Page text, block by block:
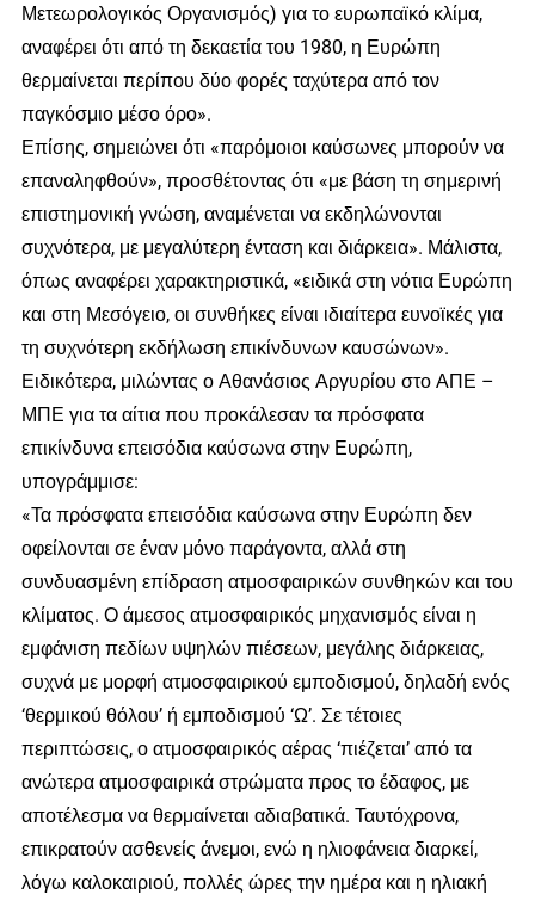
Μετεωρολογικός Οργανισμός) για το ευρωπαϊκό κλίμα,
αναφέρει ότι από τη δεκαετία του 1980, η Ευρώπη
θερμαίνεται περίπου δύο φορές ταχύτερα από τον
παγκόσμιο μέσο όρο».
Επίσης, σημειώνει ότι «παρόμοιοι καύσωνες μπορούν να
επαναληφθούν», προσθέτοντας ότι «με βάση τη σημερινή
επιστημονική γνώση, αναμένεται να εκδηλώνονται
συχνότερα, με μεγαλύτερη ένταση και διάρκεια». Μάλιστα,
όπως αναφέρει χαρακτηριστικά, «ειδικά στη νότια Ευρώπη
και στη Μεσόγειο, οι συνθήκες είναι ιδιαίτερα ευνοϊκές για
τη συχνότερη εκδήλωση επικίνδυνων καυσώνων».
Ειδικότερα, μιλώντας ο Αθανάσιος Αργυρίου στο ΑΠΕ –
ΜΠΕ για τα αίτια που προκάλεσαν τα πρόσφατα
επικίνδυνα επεισόδια καύσωνα στην Ευρώπη,
υπογράμμισε:
«Τα πρόσφατα επεισόδια καύσωνα στην Ευρώπη δεν
οφείλονται σε έναν μόνο παράγοντα, αλλά στη
συνδυασμένη επίδραση ατμοσφαιρικών συνθηκών και του
κλίματος. Ο άμεσος ατμοσφαιρικός μηχανισμός είναι η
εμφάνιση πεδίων υψηλών πιέσεων, μεγάλης διάρκειας,
συχνά με μορφή ατμοσφαιρικού εμποδισμού, δηλαδή ενός
‘θερμικού θόλου’ ή εμποδισμού ‘Ω’. Σε τέτοιες
περιπτώσεις, ο ατμοσφαιρικός αέρας ‘πιέζεται’ από τα
ανώτερα ατμοσφαιρικά στρώματα προς το έδαφος, με
αποτέλεσμα να θερμαίνεται αδιαβατικά. Ταυτόχρονα,
επικρατούν ασθενείς άνεμοι, ενώ η ηλιοφάνεια διαρκεί,
λόγω καλοκαιριού, πολλές ώρες την ημέρα και η ηλιακή